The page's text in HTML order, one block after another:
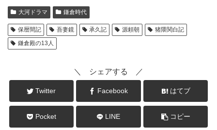
大河ドラマ 鎌倉時代
保暦間記 吾妻鏡 承久記 源頼朝
猪隈関白記
鎌倉殿の13人
＼ シェアする ／
Twitter Facebook はてブ
Pocket LINE コピー